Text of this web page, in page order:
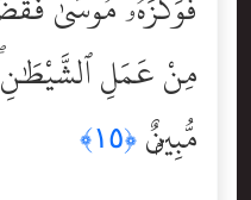
مِنْ عَمَلِ
مُّبِينٌۭ ﴿١٥﴾